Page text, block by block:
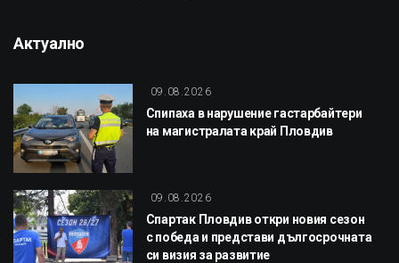
Актуално
09.08.2026
Спипаха в нарушение гастарбайтери
на магистралата край Пловдив
09.08.2026
Спартак Пловдив откри новия сезон
с победа и представи дългосрочната
си визия за развитие